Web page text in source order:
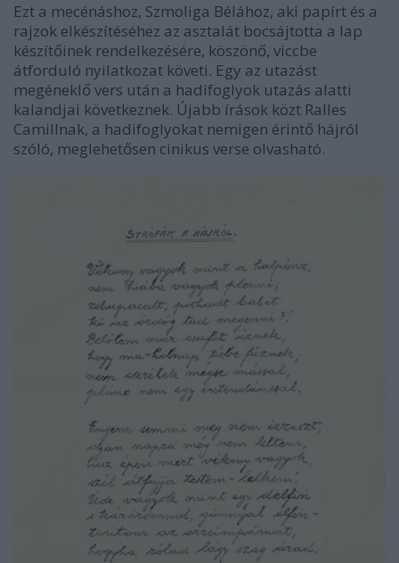
Ezt a mecénáshoz, Szmoliga Bélához, aki papírt és a
rajzok elkészítéséhez az asztalát bocsájtotta a lap
készítőinek rendelkezésére, köszönő, viccbe
átforduló nyilatkozat követi. Egy az utazást
megéneklő vers után a hadifoglyok utazás alatti
kalandjai következnek. Újabb írások közt Ralles
Camillnak, a hadifoglyokat nemigen érintő hájról
szóló, meglehetősen cinikus verse olvasható.